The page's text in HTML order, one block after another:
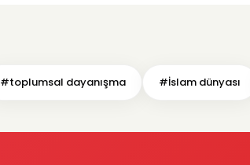
#toplumsal dayanışma #İslam dünyası